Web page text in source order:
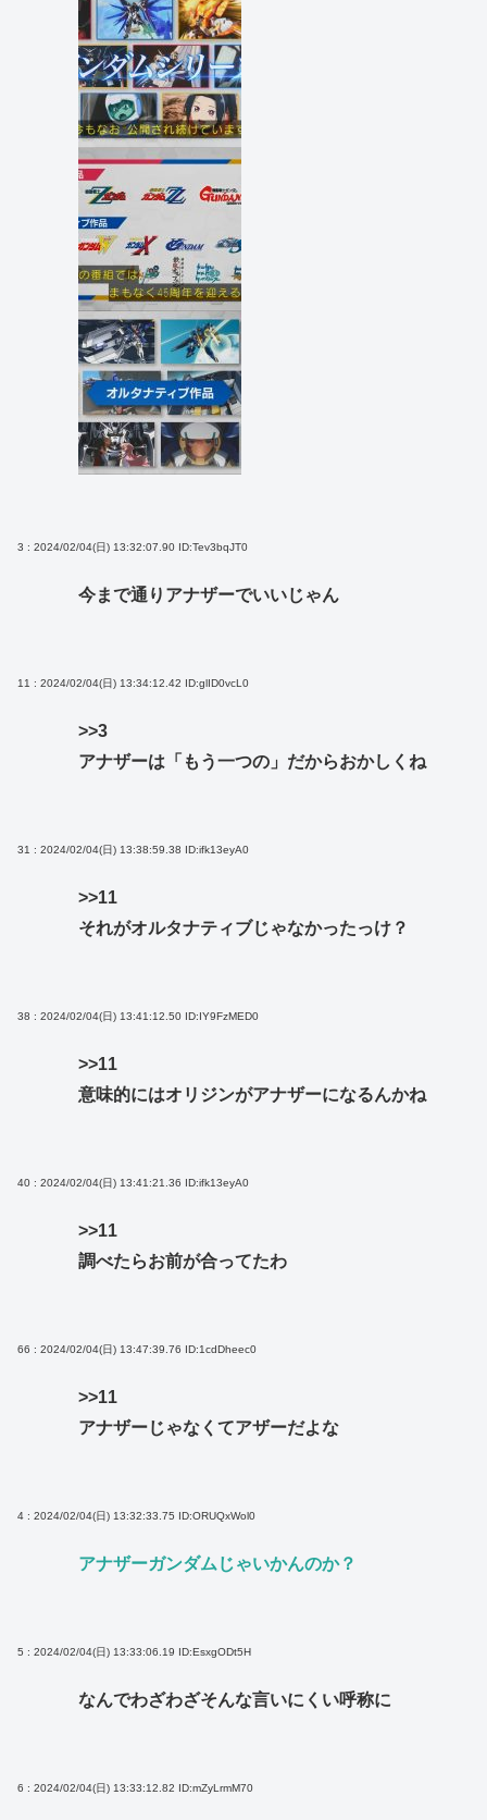
3 : 2024/02/04(日) 13:32:07.90 ID:Tev3bqJT0
今まで通りアナザーでいいじゃん
11 : 2024/02/04(日) 13:34:12.42 ID:glID0vcL0
>>3
アナザーは「もう一つの」だからおかしくね
31 : 2024/02/04(日) 13:38:59.38 ID:ifk13eyA0
>>11
それがオルタナティブじゃなかったっけ？
38 : 2024/02/04(日) 13:41:12.50 ID:IY9FzMED0
>>11
意味的にはオリジンがアナザーになるんかね
40 : 2024/02/04(日) 13:41:21.36 ID:ifk13eyA0
>>11
調べたらお前が合ってたわ
66 : 2024/02/04(日) 13:47:39.76 ID:1cdDheec0
>>11
アナザーじゃなくてアザーだよな
4 : 2024/02/04(日) 13:32:33.75 ID:ORUQxWol0
アナザーガンダムじゃいかんのか？
5 : 2024/02/04(日) 13:33:06.19 ID:EsxgODt5H
なんでわざわざそんな言いにくい呼称に
6 : 2024/02/04(日) 13:33:12.82 ID:mZyLrmM70